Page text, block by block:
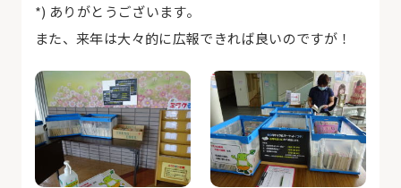
*) ありがとうございます。
また、来年は大々的に広報できれば良いのですが！